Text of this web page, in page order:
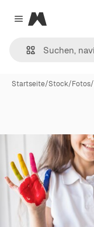
Close menu
Magnific
Startseite/Stock/Fotos/